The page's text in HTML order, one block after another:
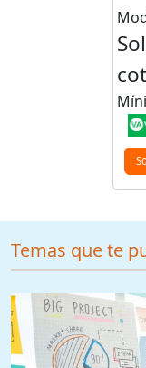
Temas que te